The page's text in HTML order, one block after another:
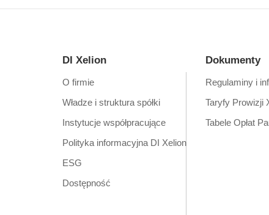
DI Xelion
O firmie
Władze i struktura spółki
Instytucje współpracujące
Polityka informacyjna DI Xelion
ESG
Dostępność
Dokumenty
Regulaminy i
Taryfy Prowizji
Tabele Opłat